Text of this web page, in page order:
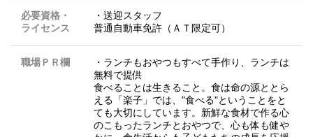
必要資格・
ライセンス
・送迎スタッフ
普通自動車免許（ＡＴ限定可）
職場ＰＲ欄
・ランチもおやつもすべて手作り、ランチは
無料で提供
食べることは生きること。食は命の源ととら
える「楽子」では、"食べる"ということをと
ても大切にしています。新鮮な食材で作る心
のこもったランチとおやつで、心も体も健や